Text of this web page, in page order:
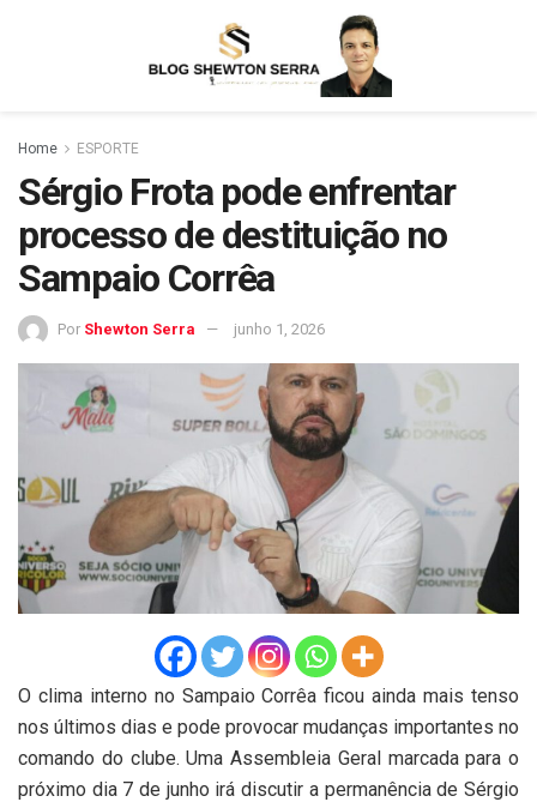
Home ESPORTE
Sérgio Frota pode enfrentar
processo de destituição no
Sampaio Corrêa
Por Shewton Serra junho 1, 2026
O clima interno no Sampaio Corrêa ficou ainda mais tenso
nos últimos dias e pode provocar mudanças importantes no
comando do clube. Uma Assembleia Geral marcada para o
próximo dia 7 de junho irá discutir a permanência de Sérgio